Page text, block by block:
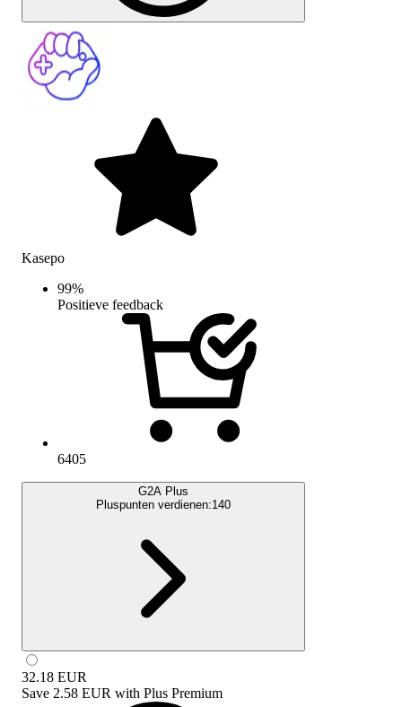
Kasepo
99%
Positieve feedback
6405
G2A Plus
Pluspunten verdienen:140
32.18 EUR
Save 2.58 EUR with Plus Premium